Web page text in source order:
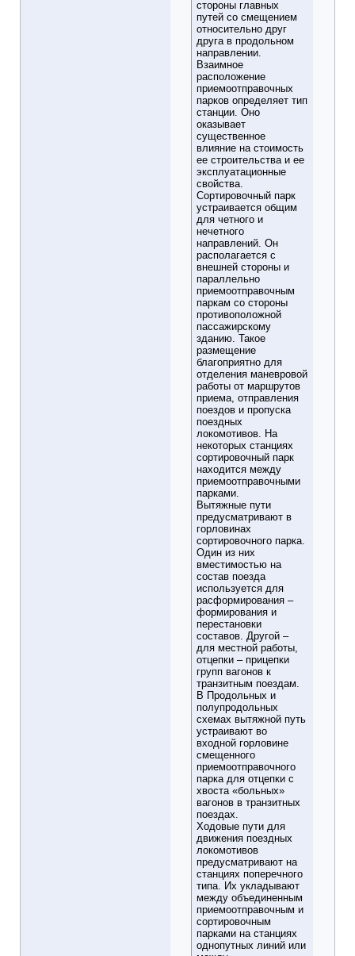
стороны главных
путей со смещением
относительно друг
друга в продольном
направлении.
Взаимное
расположение
приемоотправочных
парков определяет тип
станции. Оно
оказывает
существенное
влияние на стоимость
ее строительства и ее
эксплуатационные
свойства.
Сортировочный парк
устраивается общим
для четного и
нечетного
направлений. Он
располагается с
внешней стороны и
параллельно
приемоотправочным
паркам со стороны
противоположной
пассажирскому
зданию. Такое
размещение
благоприятно для
отделения маневровой
работы от маршрутов
приема, отправления
поездов и пропуска
поездных
локомотивов. На
некоторых станциях
сортировочный парк
находится между
приемоотправочными
парками.
Вытяжные пути
предусматривают в
горловинах
сортировочного парка.
Один из них
вместимостью на
состав поезда
используется для
расформирования –
формирования и
перестановки
составов. Другой –
для местной работы,
отцепки – прицепки
групп вагонов к
транзитным поездам.
В Продольных и
полупродольных
схемах вытяжной путь
устраивают во
входной горловине
смещенного
приемоотправочного
парка для отцепки с
хвоста «больных»
вагонов в транзитных
поездах.
Ходовые пути для
движения поездных
локомотивов
предусматривают на
станциях поперечного
типа. Их укладывают
между объединенным
приемоотправочным и
сортировочным
парками на станциях
однопутных линий или